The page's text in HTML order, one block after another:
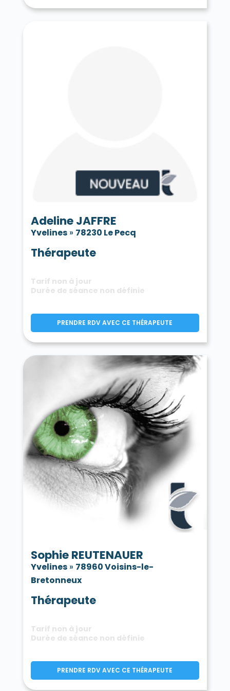
Tessancourt-sur-Aubette 78250
Villepreux 78450
Villette 78930
Villiers-le-Mahieu 78770
Villiers-Saint-Frédéric 78640
Voisins-le-Bretonneux 78960
Adeline JAFFRE
Yvelines» 78230 Le Pecq
Thérapeute
Tarif non à jour
Durée de séance non définie
PRENDRE RDV AVEC CE THÉRAPEUTE
Sophie REUTENAUER
Yvelines» 78960 Voisins-le-
Bretonneux
Thérapeute
Tarif non à jour
Durée de séance non définie
PRENDRE RDV AVEC CE THÉRAPEUTE